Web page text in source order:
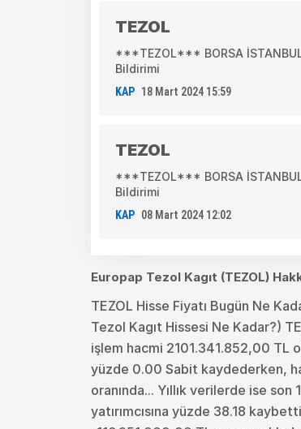
TEZOL
***TEZOL*** BORSA İSTANBUL
Bildirimi
KAP 18 Mart 2024 15:59
TEZOL
***TEZOL*** BORSA İSTANBUL
Bildirimi
KAP 08 Mart 2024 12:02
Europap Tezol Kagıt (TEZOL)
TEZOL Hisse Fiyatı Bugün Ne
Tezol Kagıt Hissesi Ne Kadar?)
işlem hacmi 2101.341.852,00 TL
yüzde 0.00 Sabit kaydederken,
oranında... Yıllık verilerde ise son
yatırımcısına yüzde 38.18